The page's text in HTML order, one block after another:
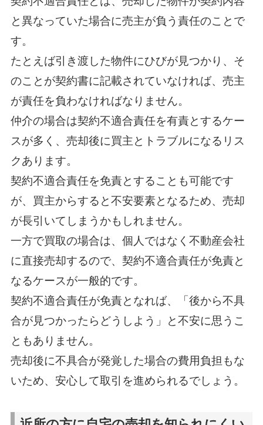
と異なっていた場合に売主が負う責任のことで
す。
たとえば引き渡した物件にひびが見つかり、そ
のことが契約書に記載されていなければ、売主
が責任を負わなければなりません。
仲介の場合は契約不適合責任を有責とするケー
スが多く、売却後に買主とトラブルになるリス
クあります。
契約不適合責任を免責とすることも可能です
が、買主からすると不安要素となるため、売却
が長引いてしまうかもしれません。
一方で買取の場合は、個人ではなく不動産会社
に直接売却するので、契約不適合責任が免責と
なるケースが一般的です。
契約不適合責任が免責となれば、「後から不具
合が見つかったらどうしよう」と不安に思うこ
ともありません。
売却後に不具合が発覚した場合の費用負担もな
いため、安心して取引を進められるでしょう。